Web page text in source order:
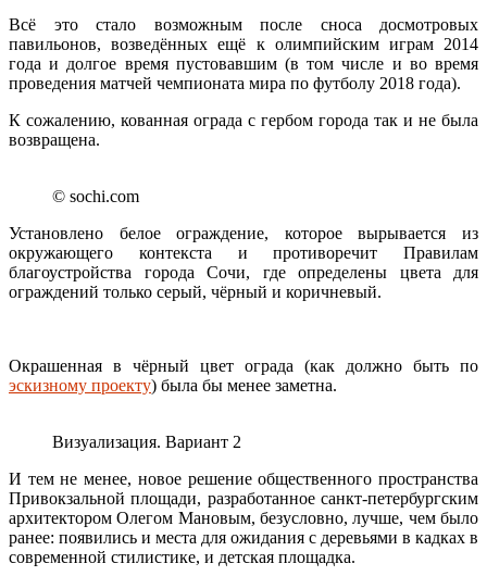
Всё это стало возможным после сноса досмотровых
павильонов, возведённых ещё к олимпийским играм 2014
года и долгое время пустовавшим (в том числе и во время
проведения матчей чемпионата мира по футболу 2018 года).
К сожалению, кованная ограда с гербом города так и не была
возвращена.
© sochi.com
Установлено белое ограждение, которое вырывается из
окружающего контекста и противоречит Правилам
благоустройства города Сочи, где определены цвета для
ограждений только серый, чёрный и коричневый.
Окрашенная в чёрный цвет ограда (как должно быть по
эскизному проекту) была бы менее заметна.
Визуализация. Вариант 2
И тем не менее, новое решение общественного пространства
Привокзальной площади, разработанное санкт-петербургским
архитектором Олегом Мановым, безусловно, лучше, чем было
ранее: появились и места для ожидания с деревьями в кадках в
современной стилистике, и детская площадка.